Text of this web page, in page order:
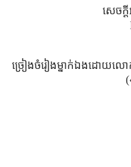
សេចក្
ច្រៀងចំរៀងម្នាក់ឯងដោយល